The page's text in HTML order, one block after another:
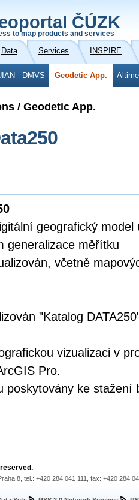
ČÚZK
to map products and services
Data Services INSPIRE
DMVS Geodetic App.
/ Geodetic App.
geografický
generalizace měřítku
včetně
"Katalog
vizualizaci v
Pro.
poskytovány ke stažení
8, tel.: +420 284 041 111, fax: +420 284